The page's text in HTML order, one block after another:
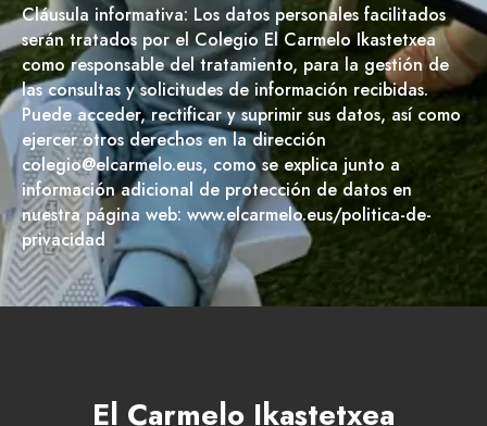
Cláusula informativa: Los datos personales facilitados
serán tratados por el Colegio El Carmelo Ikastetxea
como responsable del tratamiento, para la gestión de
las consultas y solicitudes de información recibidas.
Puede acceder, rectificar y suprimir sus datos, así como
ejercer otros derechos en la dirección
colegio@elcarmelo.eus, como se explica junto a
información adicional de protección de datos en
nuestra página web: www.elcarmelo.eus/politica-de-
privacidad
El Carmelo Ikastetxea